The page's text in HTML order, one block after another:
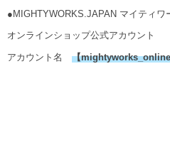
●MIGHTYWORKS.JAPAN マイティ
オンラインショップ公式アカウント
アカウント名 【